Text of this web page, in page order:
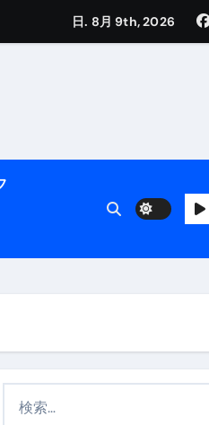
説
日. 8月 9th, 2026